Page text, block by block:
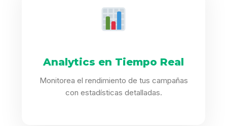
Analytics en Tiempo Real
Monitorea el rendimiento de tus campañas
con estadísticas detalladas.